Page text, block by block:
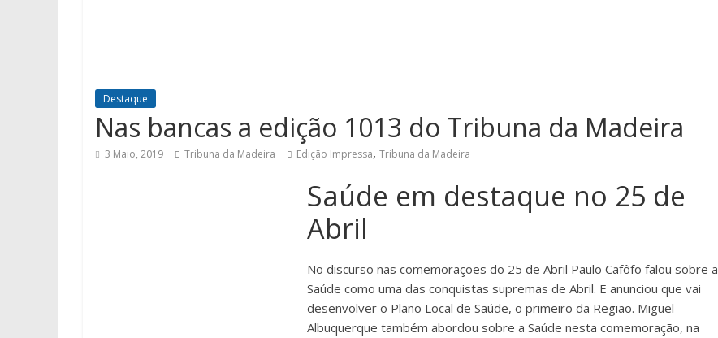
Destaque
Nas bancas a edição 1013 do Tribuna da Madeira
3 Maio, 2019 Tribuna da Madeira Edição Impressa, Tribuna da Madeira
Saúde em destaque no 25 de
Abril
No discurso nas comemorações do 25 de Abril Paulo Cafôfo falou sobre a
Saúde como uma das conquistas supremas de Abril. E anunciou que vai
desenvolver o Plano Local de Saúde, o primeiro da Região. Miguel
Albuquerque também abordou sobre a Saúde nesta comemoração, na